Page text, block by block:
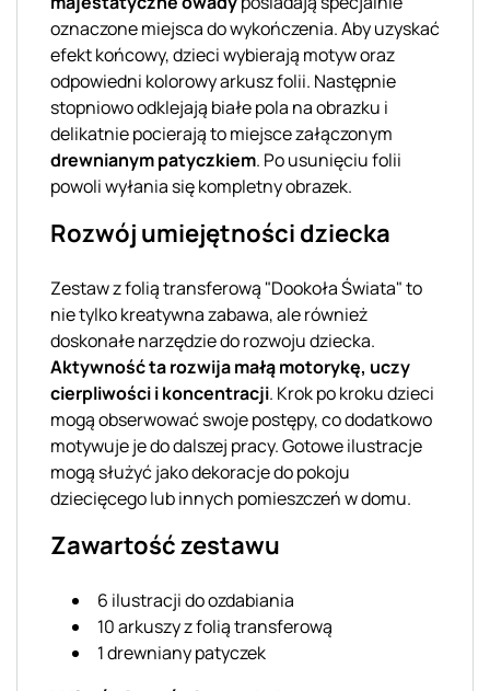
oznaczone miejsca do wykończenia. Aby uzyskać
efekt końcowy, dzieci wybierają motyw oraz
odpowiedni kolorowy arkusz folii. Następnie
stopniowo odklejają białe pola na obrazku i
delikatnie pocierają to miejsce załączonym
drewnianym patyczkiem. Po usunięciu folii
powoli wyłania się kompletny obrazek.
Rozwój umiejętności dziecka
Zestaw z folią transferową "Dookoła Świata" to
nie tylko kreatywna zabawa, ale również
doskonałe narzędzie do rozwoju dziecka.
Aktywność ta rozwija małą motorykę, uczy
cierpliwości i koncentracji. Krok po kroku dzieci
mogą obserwować swoje postępy, co dodatkowo
motywuje je do dalszej pracy. Gotowe ilustracje
mogą służyć jako dekoracje do pokoju
dziecięcego lub innych pomieszczeń w domu.
Zawartość zestawu
6 ilustracji do ozdabiania
10 arkuszy z folią transferową
1 drewniany patyczek